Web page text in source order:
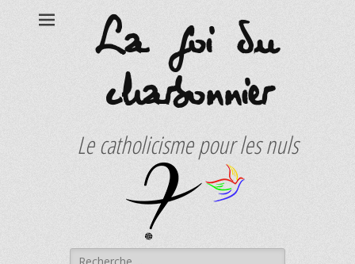
La foi du
charbonnier
Le catholicisme pour les nuls
Rechercher :